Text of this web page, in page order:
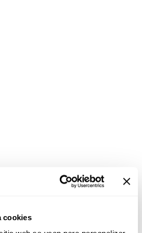
cookies
tienen ojo afinado para los
llegan a ser